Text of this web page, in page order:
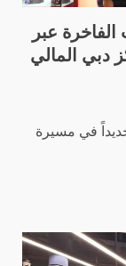
الفاخرة عبر
دبي المالي
فصلاً جديداً في مسيرة